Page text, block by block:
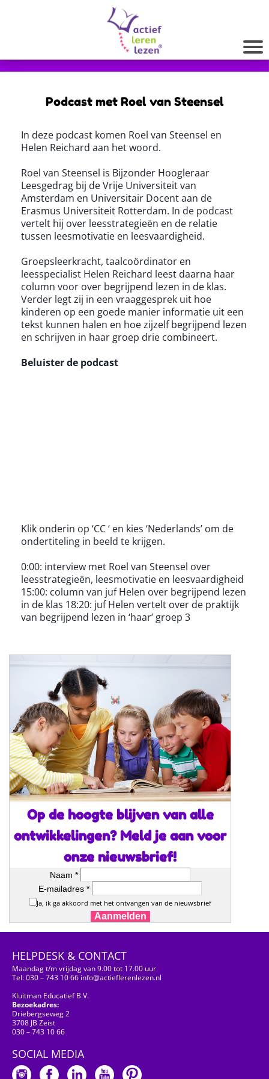
Podcast met Roel van Steensel
In deze podcast komen Roel van Steensel en
Helen Reichard aan het woord.
Roel van Steensel is Bijzonder Hoogleraar
Leesgedrag bij de Vrije Universiteit van
Amsterdam en Universitair Docent aan de
Erasmus Universiteit Rotterdam. In de podcast
vertelt hij over leesstrategieën en de relatie
tussen leesmotivatie en leesvaardigheid.
Groepsleerkracht, taalcoördinator en
leesspecialist Helen Reichard leest daarna haar
column voor over begrijpend lezen in de klas.
Verder legt zij in een vraaggesprek uit hoe
kinderen op een goede manier informatie uit een
tekst kunnen halen en hoe zijzelf begrijpend lezen
en schrijven in haar groep drie combineert.
Beluister de podcast
Klik onderin op ‘CC ‘ en kies ‘Nederlands’ om de
ondertiteling in beeld te krijgen.
0:00: interview met Roel van Steensel over
leesstrategieën, leesmotivatie en leesvaardigheid
15:00: column van juf Helen over begrijpend lezen
in de klas 18:20: juf Helen vertelt over de praktijk
van begrijpend lezen in ‘haar’ groep 3
Op de hoogte blijven van alle
ontwikkelingen? Meld je aan voor
onze nieuwsbrief!
Naam *
E-mailadres *
Ja, ik ga akkoord met het ontvangen van de nieuwsbrief
Aanmelden
HELPDESK & CONTACT
Maandag t/m vrijdag van 9.00 tot 17.00 uur
Tel: 030 – 743 10 66 info@actieflerenlezen.nl
Kluitman Educatief B.V.
Bezoekadres:
Driebergseweg 2
3708 JB Zeist
030 – 743 10 66
SOCIAL MEDIA